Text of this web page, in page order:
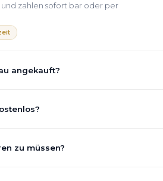
zahlen sofort bar oder per
angekauft?
fließt transparent in unsere
Bewertung
aktuelle Marktlage. So erhalten Sie
zu müssen?